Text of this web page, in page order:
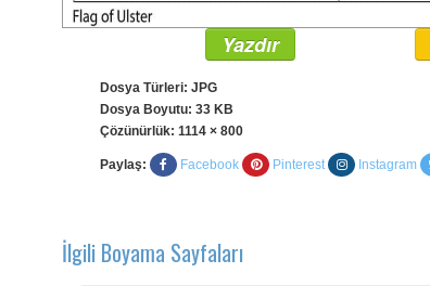
Yazdır
Dosya Türleri: JPG
Dosya Boyutu: 33 KB
Çözünürlük: 1114 × 800
Paylaş: Facebook Pinterest Instagram
İlgili Boyama Sayfaları